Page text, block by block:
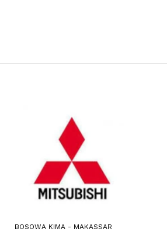
BOSOWA KIMA - MAKASSAR